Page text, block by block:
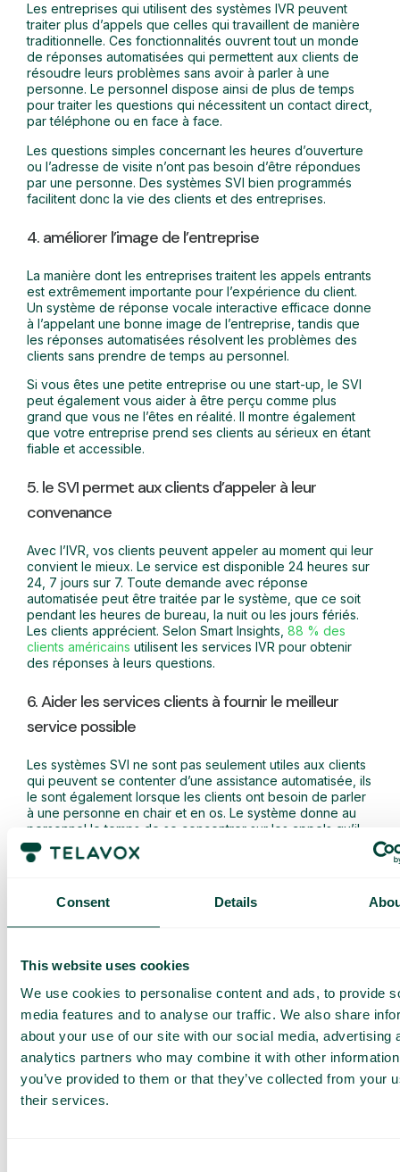
Consent Details
This website uses cookies
We use cookies to personalise content and ads, to provide
media features and to analyse our traffic. We also share
about your use of our site with our social media, advertising
analytics partners who may combine it with other
you’ve provided to them or that they’ve collected from your
their services.
Les entreprises qui utilisent des systèmes IVR peuvent
traiter plus d’appels que celles qui travaillent de manière
traditionnelle. Ces fonctionnalités ouvrent tout un monde
de réponses automatisées qui permettent aux clients de
résoudre leurs problèmes sans avoir à parler à une
personne. Le personnel dispose ainsi de plus de temps
pour traiter les questions qui nécessitent un contact direct,
par téléphone ou en face à face.
Les questions simples concernant les heures d’ouverture
ou l’adresse de visite n’ont pas besoin d’être répondues
par une personne. Des systèmes SVI bien programmés
facilitent donc la vie des clients et des entreprises.
4. améliorer l’image de l’entreprise
La manière dont les entreprises traitent les appels entrants
est extrêmement importante pour l’expérience du client.
Un système de réponse vocale interactive efficace donne
à l’appelant une bonne image de l’entreprise, tandis que
les réponses automatisées résolvent les problèmes des
clients sans prendre de temps au personnel.
Si vous êtes une petite entreprise ou une start-up, le SVI
peut également vous aider à être perçu comme plus
grand que vous ne l’êtes en réalité. Il montre également
que votre entreprise prend ses clients au sérieux en étant
fiable et accessible.
5. le SVI permet aux clients d’appeler à leur
convenance
Avec l’IVR, vos clients peuvent appeler au moment qui leur
convient le mieux. Le service est disponible 24 heures sur
24, 7 jours sur 7. Toute demande avec réponse
automatisée peut être traitée par le système, que ce soit
pendant les heures de bureau, la nuit ou les jours fériés.
Les clients apprécient. Selon Smart Insights, 88 % des
clients américains utilisent les services IVR pour obtenir
des réponses à leurs questions.
6. Aider les services clients à fournir le meilleur
service possible
Les systèmes SVI ne sont pas seulement utiles aux clients
qui peuvent se contenter d’une assistance automatisée, ils
le sont également lorsque les clients ont besoin de parler
à une personne en chair et en os. Le système donne au
personnel le temps de se concentrer sur les appels qu’il
reçoit et de résoudre les problèmes plus rapidement et
plus efficacement.
relation avec la bonne personne possédant les
malvoyants ou les malentendants, les SVI constituent une
solution souple et importante.
7. contact correct dès la première tentative avec
l’IVR
Les commutateurs commerciaux dépourvus de SVI
risquent d’orienter les clients dans la mauvaise direction,